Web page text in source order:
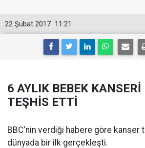
11:21
22 Şubat 2017
6 AYLIK BEBEK KANSERİ
TEŞHİS ETTİ
BBC'nin verdiği habere göre kanser
dünyada bir ilk gerçekleşti.